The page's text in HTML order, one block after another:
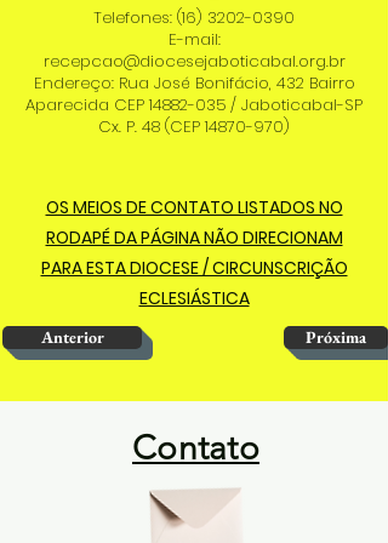
Telefones: (16) 3202-0390
E-mail:
recepcao@diocesejaboticabal.org.br
Endereço: Rua José Bonifácio, 432 Bairro
Aparecida CEP14882-035 / Jaboticabal-SP
Cx. P. 48 (CEP14870-970)
OS MEIOS DE CONTATO LISTADOS NO
RODAPÉ DA PÁGINA NÃO DIRECIONAM
PARA ESTA DIOCESE / CIRCUNSCRIÇÃO
ECLESIÁSTICA
Anterior Próxima
Contato